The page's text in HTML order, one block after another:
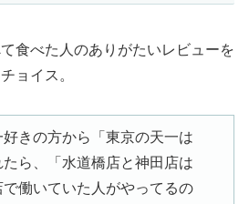
食べた人のありがたいレビューを
ョイス。
きの方から「東京の天一は
ら、「水道橋店と神田店は
働いていた人がやってるの